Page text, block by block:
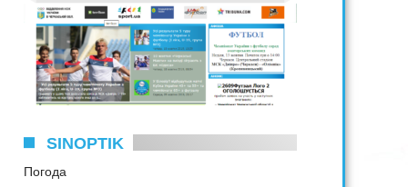
SINOPTIK
Погода